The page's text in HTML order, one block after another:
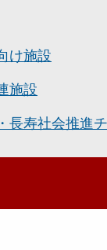
け施設
施設
長寿社会推進